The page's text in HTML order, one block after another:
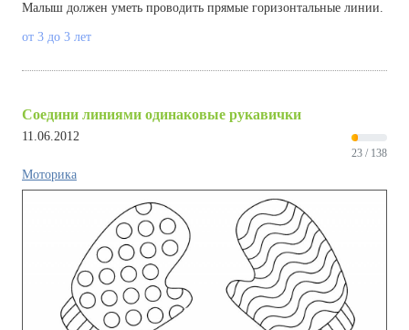
Малыш должен уметь проводить прямые горизонтальные линии.
от 3 до 3 лет
Соедини линиями одинаковые рукавички
11.06.2012
23 / 138
Моторика